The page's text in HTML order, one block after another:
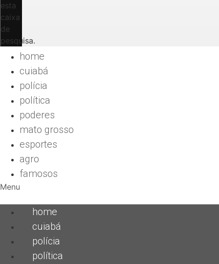
esta
caixa
de
pesquisa.
home
cuiabá
polícia
política
poderes
mato grosso
esportes
agro
famosos
Menu
home
cuiabá
polícia
política